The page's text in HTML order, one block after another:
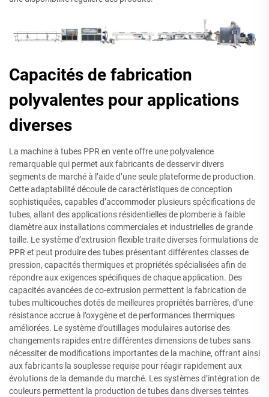
Capacités de fabrication
polyvalentes pour applications
diverses
La machine à tubes PPR en vente offre une polyvalence
remarquable qui permet aux fabricants de desservir divers
segments de marché à l’aide d’une seule plateforme de production.
Cette adaptabilité découle de caractéristiques de conception
sophistiquées, capables d’accommoder plusieurs spécifications de
tubes, allant des applications résidentielles de plomberie à faible
diamètre aux installations commerciales et industrielles de grande
taille. Le système d’extrusion flexible traite diverses formulations de
PPR et peut produire des tubes présentant différentes classes de
pression, capacités thermiques et propriétés spécialisées afin de
répondre aux exigences spécifiques de chaque application. Des
capacités avancées de co-extrusion permettent la fabrication de
tubes multicouches dotés de meilleures propriétés barrières, d’une
résistance accrue à l’oxygène et de performances thermiques
améliorées. Le système d’outillages modulaires autorise des
changements rapides entre différentes dimensions de tubes sans
nécessiter de modifications importantes de la machine, offrant ainsi
aux fabricants la souplesse requise pour réagir rapidement aux
évolutions de la demande du marché. Les systèmes d’intégration de
couleurs permettent la production de tubes dans diverses teintes